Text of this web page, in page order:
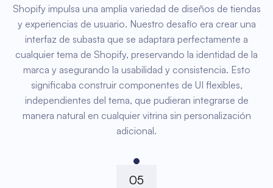
Shopify impulsa una amplia variedad de diseños de tiendas
y experiencias de usuario. Nuestro desafío era crear una
interfaz de subasta que se adaptara perfectamente a
cualquier tema de Shopify, preservando la identidad de la
marca y asegurando la usabilidad y consistencia. Esto
significaba construir componentes de UI flexibles,
independientes del tema, que pudieran integrarse de
manera natural en cualquier vitrina sin personalización
adicional.
05